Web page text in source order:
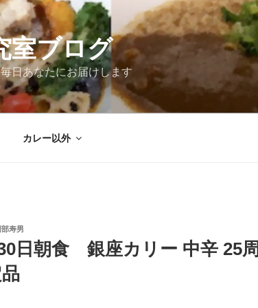
室ブログ
日あなたにお届けします
カレー以外
部寿男
日朝食 銀座カリー 中辛 25周